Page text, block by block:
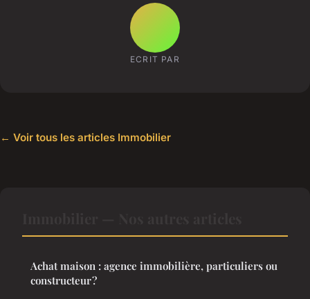
ECRIT PAR
← Voir tous les articles Immobilier
Achat maison : agence immobilière, particuliers ou
constructeur ?